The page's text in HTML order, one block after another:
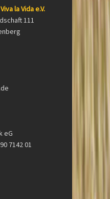
la Vida e.V.
111
eG
7142 01